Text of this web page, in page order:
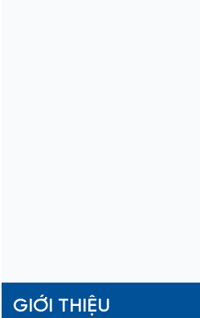
GIỚI THIỆU